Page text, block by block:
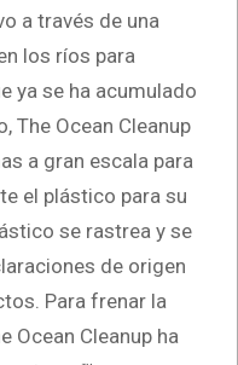
a través de una
los ríos para
ya se ha acumulado
The Ocean Cleanup
a gran escala para
el plástico para su
se rastrea y se
de origen
Para frenar la
Ocean Cleanup ha